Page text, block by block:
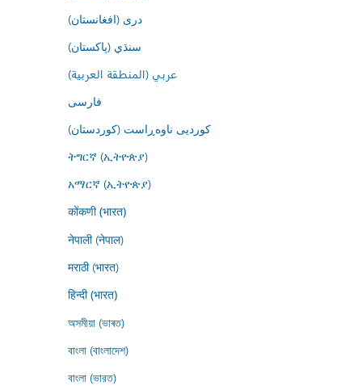
درى (افغانستان)
سنڌي (پاکستان)
عربي (المنطقة العربية)
فارسى
کوردیی ناوەڕاست (کوردستان)
ትግርኛ (ኢትዮጵያ)
አማርኛ (ኢትዮጵያ)
कोंकणी (भारत)
नेपाली (नेपाल)
मराठी (भारत)
हिन्दी (भारत)
অসমীয়া (ভাৰত)
বাংলা (বাংলাদেশ)
বাংলা (ভারত)